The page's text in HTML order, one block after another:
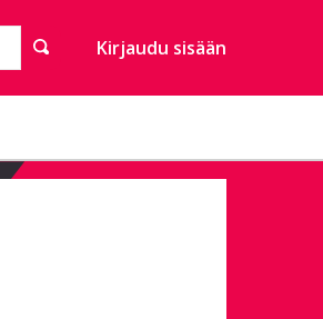
Kirjaudu sisään